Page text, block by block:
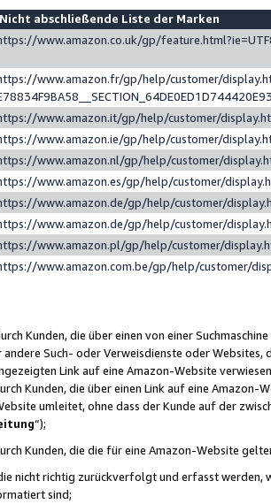
Nicht abschließende Liste der Marken
www.amazon.co.uk/gp/
www.amazon.fr/gp/help/customer/
www.amazon.it/gp/help/customer/
www.amazon.ie/gp/help/customer/
www.amazon.nl/gp/help/customer/
www.amazon.es/gp/help/customer/
www.amazon.de/gp/help/customer/
www.amazon.de/gp/help/customer/
www.amazon.pl/gp/help/customer/
www.amazon.com.be/gp/help/customer/
Kunden, die über einen von einer
Such- oder Verweisdienste oder Websites,
Link auf eine Amazon-Website
Kunden, die über einen Link auf eine
umleitet, ohne dass der Kunde auf der
“);
Kunden, die die für eine Amazon-Website
nicht richtig zurückverfolgt und erfasst werden,
sind;